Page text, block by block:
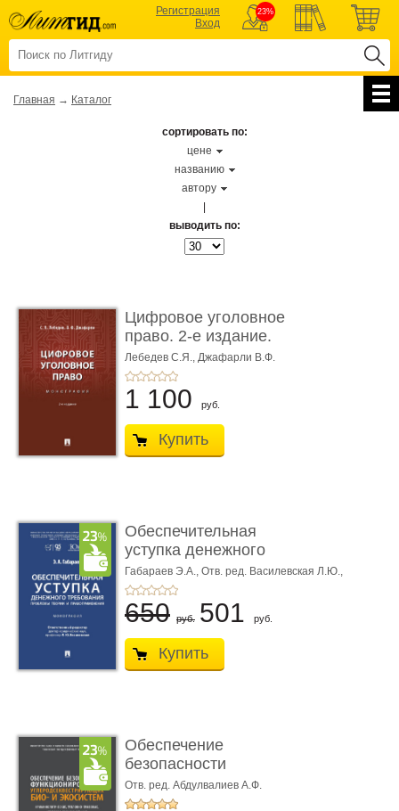
Регистрация
Вход
23%
Главная → Каталог
сортировать по:
цене
названию
автору
выводить по:
Цифровое уголовное
право. 2-е издание.
Монограф ...
Лебедев С.Я., Джафарли В.Ф.
1 100 руб.
Купить
Обеспечительная
уступка денежного
требования ...
Габараев Э.А., Отв. ред. Василевская Л.Ю.,
вступ. сл. Каретина М.Г.
650 руб. 501 руб.
Купить
Обеспечение
безопасности
функционирования уг
...
Отв. ред. Абдулвалиев А.Ф.